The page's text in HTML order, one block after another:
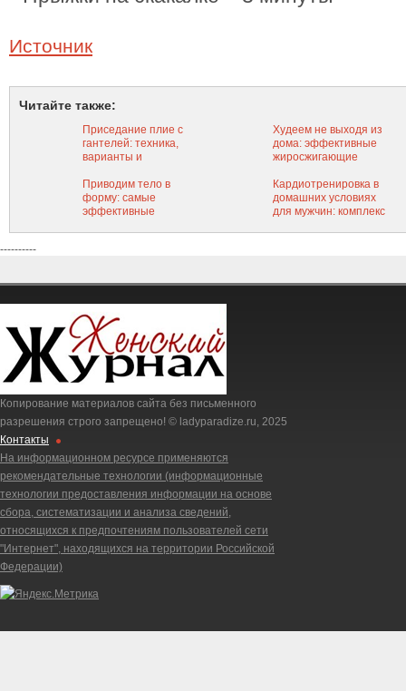
Источник
Читайте также:
Приседание плие с
гантелей: техника,
варианты и
выполнению
упражнения
Худеем не выходя из
дома: эффективные
жиросжигающие
домашних условиях
Приводим тело в
форму: самые
эффективные
Кардиотренировка в
домашних условиях
для мужчин: комплекс
----------
Копирование материалов сайта без письменного
разрешения строго запрещено! © ladyparadize.ru, 2025
Контакты
На информационном ресурсе применяются
рекомендательные технологии (информационные
технологии предоставления информации на основе
сбора, систематизации и анализа сведений,
относящихся к предпочтениям пользователей сети
"Интернет", находящихся на территории Российской
Федерации)